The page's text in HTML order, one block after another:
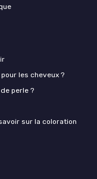
les cheveux ?
perle ?
sur la coloration